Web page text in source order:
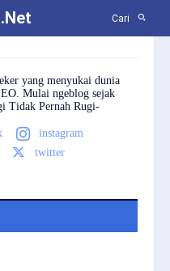
Cari
yang menyukai dunia
Mulai ngeblog sejak
Tidak Pernah Rugi-
instagram
twitter